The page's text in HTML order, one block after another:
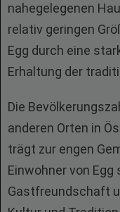
nahegelegenen
relativ geringen
Egg durch eine
Erhaltung der
Die
anderen Orten in
trägt zur engen
Einwohner von
Gastfreundschaft